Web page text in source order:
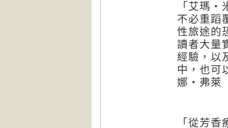
「艾瑪‧
不必重蹈
性旅途的
讀者大量
經驗，以
中，也可
娜‧弗萊
「從芳